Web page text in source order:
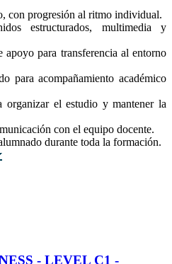
con progresión al ritmo individual.
estructurados, multimedia y
apoyo para transferencia al entorno
para acompañamiento académico
organizar el estudio y mantener la
con el equipo docente.
durante toda la formación.
- LEVEL C1 -